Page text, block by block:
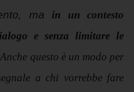
ma in un contesto
e senza limitare le
Anche questo è un modo per
a chi vorrebbe fare